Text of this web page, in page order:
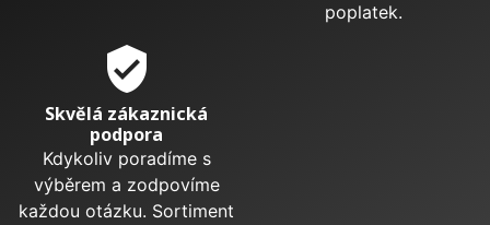
poplatek.
verified_user
Skvělá zákaznická
podpora
Kdykoliv poradíme s
výběrem a zodpovíme
každou otázku. Sortiment